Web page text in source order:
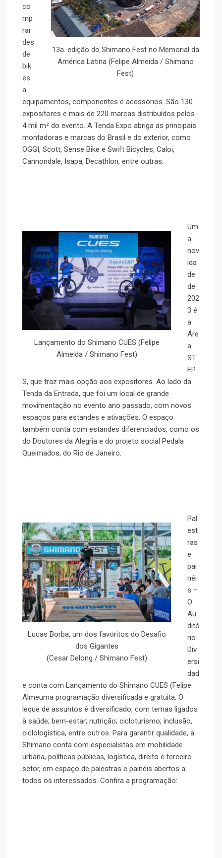
13a. edição do Shimano Fest no Memorial da
América Latina (Felipe Almeida / Shimano
Fest)
co
mp
rar
des
de
bik
es
a
equipamentos, componentes e acessórios. São 130
expositores e mais de 220 marcas distribuídos pelos
4 mil m² do evento. A Tenda Expo abriga as principais
montadoras e marcas do Brasil e do exterior, como
OGGI, Scott, Sense Bike e Swift Bicycles, Caloi,
Cannondale, Isapa, Decathlon, entre outras.
Lançamento do Shimano CUES (Felipe
Almeida / Shimano Fest)
Um
a
nov
ida
de
de
202
3 é
a
Áre
a
ST
EP
S, que traz mais opção aos expositores. Ao lado da
Tenda da Entrada, que foi um local de grande
movimentação no evento ano passado, com novos
espaços para estandes e ativações. O espaço
também conta com estandes diferenciados, como os
do Doutores da Alegria e do projeto social Pedala
Queimados, do Rio de Janeiro.
Lucas Borba, um dos favoritos do Desafio
dos Gigantes
(Cesar Delong / Shimano Fest)
Pal
est
ras
e
pai
néi
s –
O
Au
ditó
rio
Div
ersi
dad
e conta com Lançamento do Shimano CUES (Felipe
Almeuma programação diversificada e gratuita. O
leque de assuntos é diversificado, com temas ligados
à saúde; bem-estar; nutrição; cicloturismo; inclusão,
ciclologística, entre outros. Para garantir qualidade, a
Shimano conta com especialistas em mobilidade
urbana, políticas públicas, logística, direito e terceiro
setor, em espaço de palestras e painéis abertos a
todos os interessados. Confira a programação: